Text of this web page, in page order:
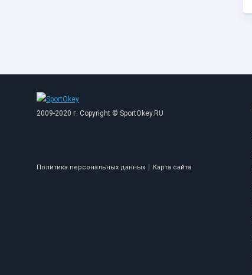
2009-2020 г. Copyright © SportOkey.RU
Политика персональных данных Карта сайта